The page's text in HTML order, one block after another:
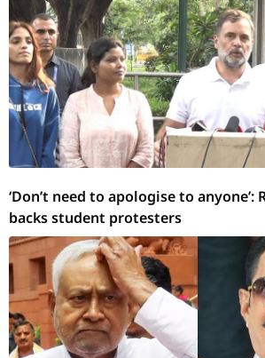
‘Don’t need to apologise to anyone’:
backs student protesters